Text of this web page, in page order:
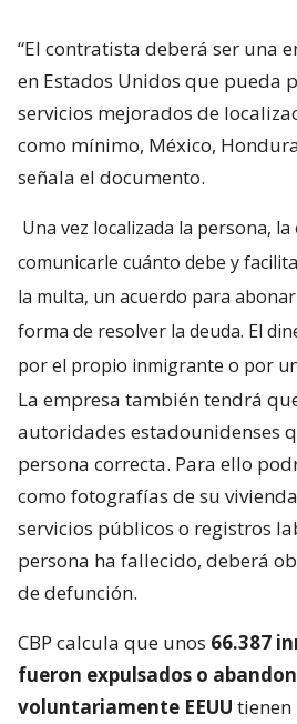
“El contratista deberá ser una
en Estados Unidos que pueda
servicios mejorados de
como mínimo, México,
señala el documento.
Una vez localizada la persona,
comunicarle cuánto debe y
la multa, un acuerdo para
forma de resolver la deuda. El
por el propio inmigrante o por
La empresa también tendrá
autoridades estadounidenses
persona correcta. Para ello
como fotografías de su
servicios públicos o registros
persona ha fallecido, deberá
de defunción.
CBP calcula que unos 66.387
fueron expulsados o
voluntariamente EEUU tienen